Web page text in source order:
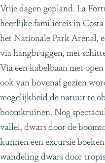
Vrije dagen gepland. La
heerlijke familiereis in
het Nationale Park Arenal,
via hangbruggen, met
Via een kabelbaan met
ook van bovenaf gezien
mogelijkheid de natuur te
boomkruinen. Nog
vallei, dwars door de
kunnen een excursie
wandeling dwars door